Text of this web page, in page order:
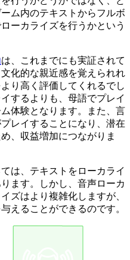
ム内のテキストからフルボ
ーカライズを行うかという
は、これまでにも実証されて
化的な親近感を覚えられれ
り高く評価してくれるでし
するよりも、母語でプレイ
体験となります。また、言
レイすることになり、潜在
、収益増加につながりま
は、テキストをローカライ
ます。しかし、音声ローカ
ズはより複雑化しますが、
えることができるのです。